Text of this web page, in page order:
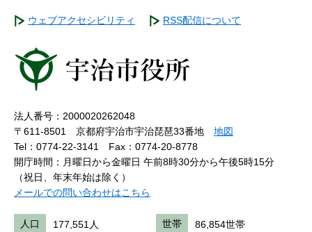
ウェブアクセシビリティ RSS配信について
法人番号：2000020262048
〒611-8501 京都府宇治市宇治琵琶33番地 地図
Tel：0774-22-3141
Fax：0774-20-8778
開庁時間：月曜日から金曜日 午前8時30分から午後5時15分
（祝日、年末年始は除く）
メールでの問い合わせはこちら
人口 177,551人 世帯 86,854世帯